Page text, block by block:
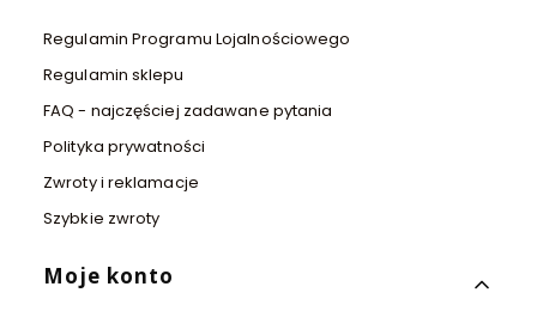
Regulamin Programu Lojalnościowego
Regulamin sklepu
FAQ - najczęściej zadawane pytania
Polityka prywatności
Zwroty i reklamacje
Szybkie zwroty
Moje konto